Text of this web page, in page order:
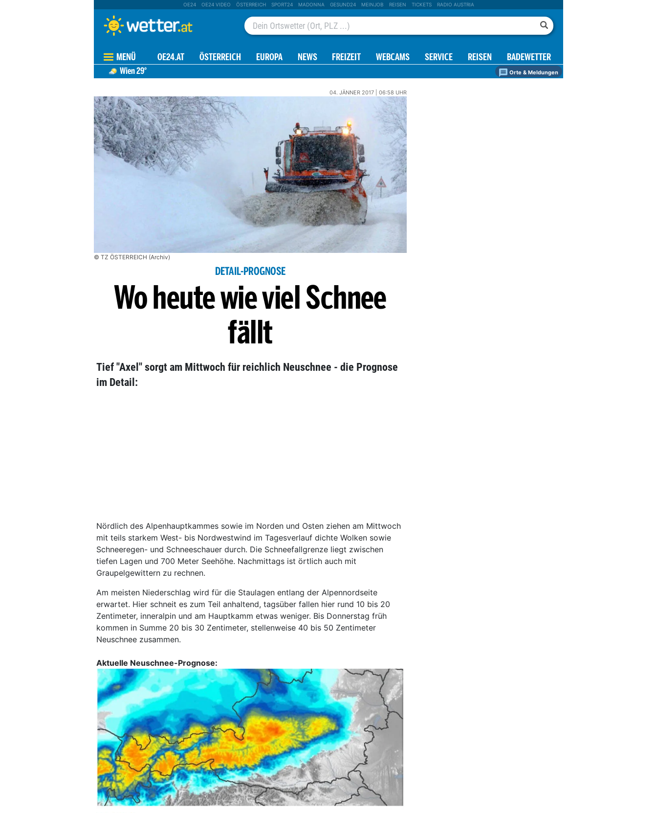
OE24 OE24 VIDEO ÖSTERREICH SPORT24 MADONNA GESUND24 MEINJOB REISEN TICKETS RADIO AUSTRIA
MENÜ OE24.AT ÖSTERREICH EUROPA NEWS FREIZEIT WEBCAMS SERVICE REISEN BADEWETTER
Wien29° Orte & Meldungen
04. JÄNNER 2017 | 06:58 UHR
© TZ ÖSTERREICH (Archiv)
DETAIL-PROGNOSE
Wo heute wie viel Schnee
fällt
Tief "Axel" sorgt am Mittwoch für reichlich Neuschnee - die Prognose
im Detail:
Nördlich des Alpenhauptkammes sowie im Norden und Osten ziehen am Mittwoch
mit teils starkem West- bis Nordwestwind im Tagesverlauf dichte Wolken sowie
Schneeregen- und Schneeschauer durch. Die Schneefallgrenze liegt zwischen
tiefen Lagen und 700 Meter Seehöhe. Nachmittags ist örtlich auch mit
Graupelgewittern zu rechnen.
Am meisten Niederschlag wird für die Staulagen entlang der Alpennordseite
erwartet. Hier schneit es zum Teil anhaltend, tagsüber fallen hier rund 10 bis 20
Zentimeter, inneralpin und am Hauptkamm etwas weniger. Bis Donnerstag früh
kommen in Summe 20 bis 30 Zentimeter, stellenweise 40 bis 50 Zentimeter
Neuschnee zusammen.
Aktuelle Neuschnee-Prognose: